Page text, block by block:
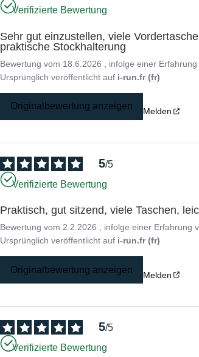
Verifizierte Bewertung
Sehr gut einzustellen, viele
praktische Stockhalterung
Bewertung vom 18.6.2026 , infolge einer
Ursprünglich veröffentlicht auf i-run.fr (fr)
Originalbewertung anzeigen Melden
5/5
Verifizierte Bewertung
Praktisch, gut sitzend, viele Taschen,
Bewertung vom 2.2.2026 , infolge einer Erfahrung
Ursprünglich veröffentlicht auf i-run.fr (fr)
Originalbewertung anzeigen Melden
5/5
Verifizierte Bewertung